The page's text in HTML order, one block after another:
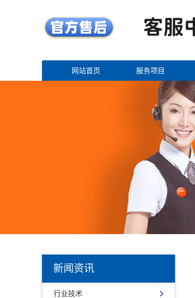
网站首页 服务项目
新闻资讯
行业技术